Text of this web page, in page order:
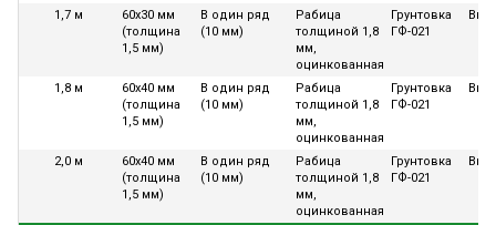
1,7 м
60х30 мм
(толщина
1,5 мм)
В один ряд
(10 мм)
Рабица
толщиной 1,8
мм,
оцинкованная
Грунтовка
ГФ-021
1,8 м
60х40 мм
(толщина
1,5 мм)
В один ряд
(10 мм)
Рабица
толщиной 1,8
мм,
оцинкованная
Грунтовка
ГФ-021
2,0 м
60х40 мм
(толщина
1,5 мм)
В один ряд
(10 мм)
Рабица
толщиной 1,8
мм,
оцинкованная
Грунтовка
ГФ-021